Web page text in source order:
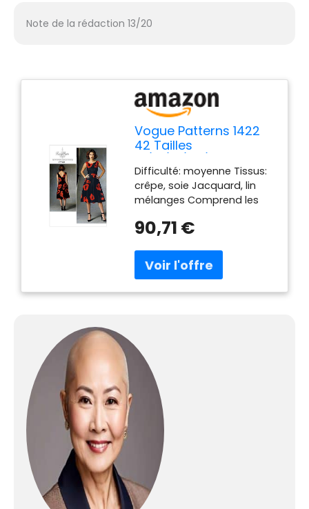
Note de la rédaction 13/20
Vogue Patterns 1422
42 Tailles
de Robes pour Femme
Multicolore
Difficulté: moyenne Tissus:
crêpe, soie Jacquard, lin
mélanges Comprend les
instructions de couture
American design Tracey
Reese
90,71 €